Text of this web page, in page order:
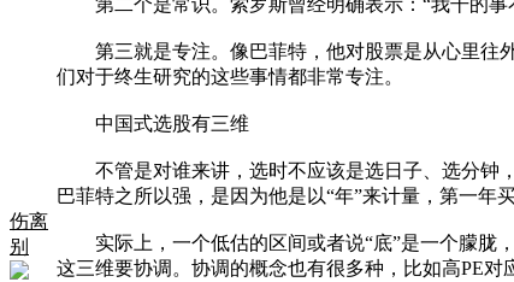
伤离
别
第二个是常识。索罗斯曾经明确表示：“我干的事
第三就是专注。像巴菲特，他对股票是从心里往外
们对于终生研究的这些事情都非常专注。
中国式选股有三维
不管是对谁来讲，选时不应该是选日子、选分钟，
巴菲特之所以强，是因为他是以“年”来计量，第一年
实际上，一个低估的区间或者说“底”是一个朦胧，
这三维要协调。协调的概念也有很多种，比如高PE对